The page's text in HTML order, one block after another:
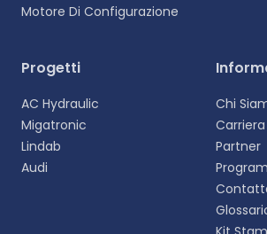
Selezionare la lingua
un'esperienza più personalizzata.
Motore Di Configurazione
Progetti
AC Hydraulic
Migatronic
Lindab
Audi
Chi
Carriera
Partner